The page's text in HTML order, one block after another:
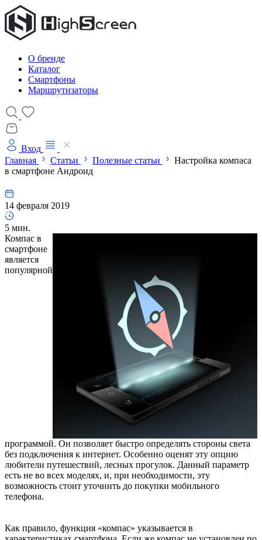
О бренде
Каталог
Смартфоны
Маршрутизаторы
Вход
Главная
Статьи Полезные статьи
Настройка компаса
в смартфоне Андроид
14 февраля 2019
5 мин.
Компас в
смартфоне
является
популярной
программой. Он позволяет быстро определять стороны света
без подключения к интернет. Особенно оценят эту опцию
любители путешествий, лесных прогулок. Данный параметр
есть не во всех моделях, и, при необходимости, эту
возможность стоит уточнить до покупки мобильного
телефона.
Как правило, функция «компас» указывается в